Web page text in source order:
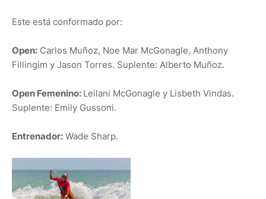
Este está conformado por:
Open: Carlos Muñoz, Noe Mar McGonagle, Anthony
Fillingim y Jason Torres. Suplente: Alberto Muñoz.
Open Femenino: Leilani McGonagle y Lisbeth Vindas.
Suplente: Emily Gussoni.
Entrenador: Wade Sharp.